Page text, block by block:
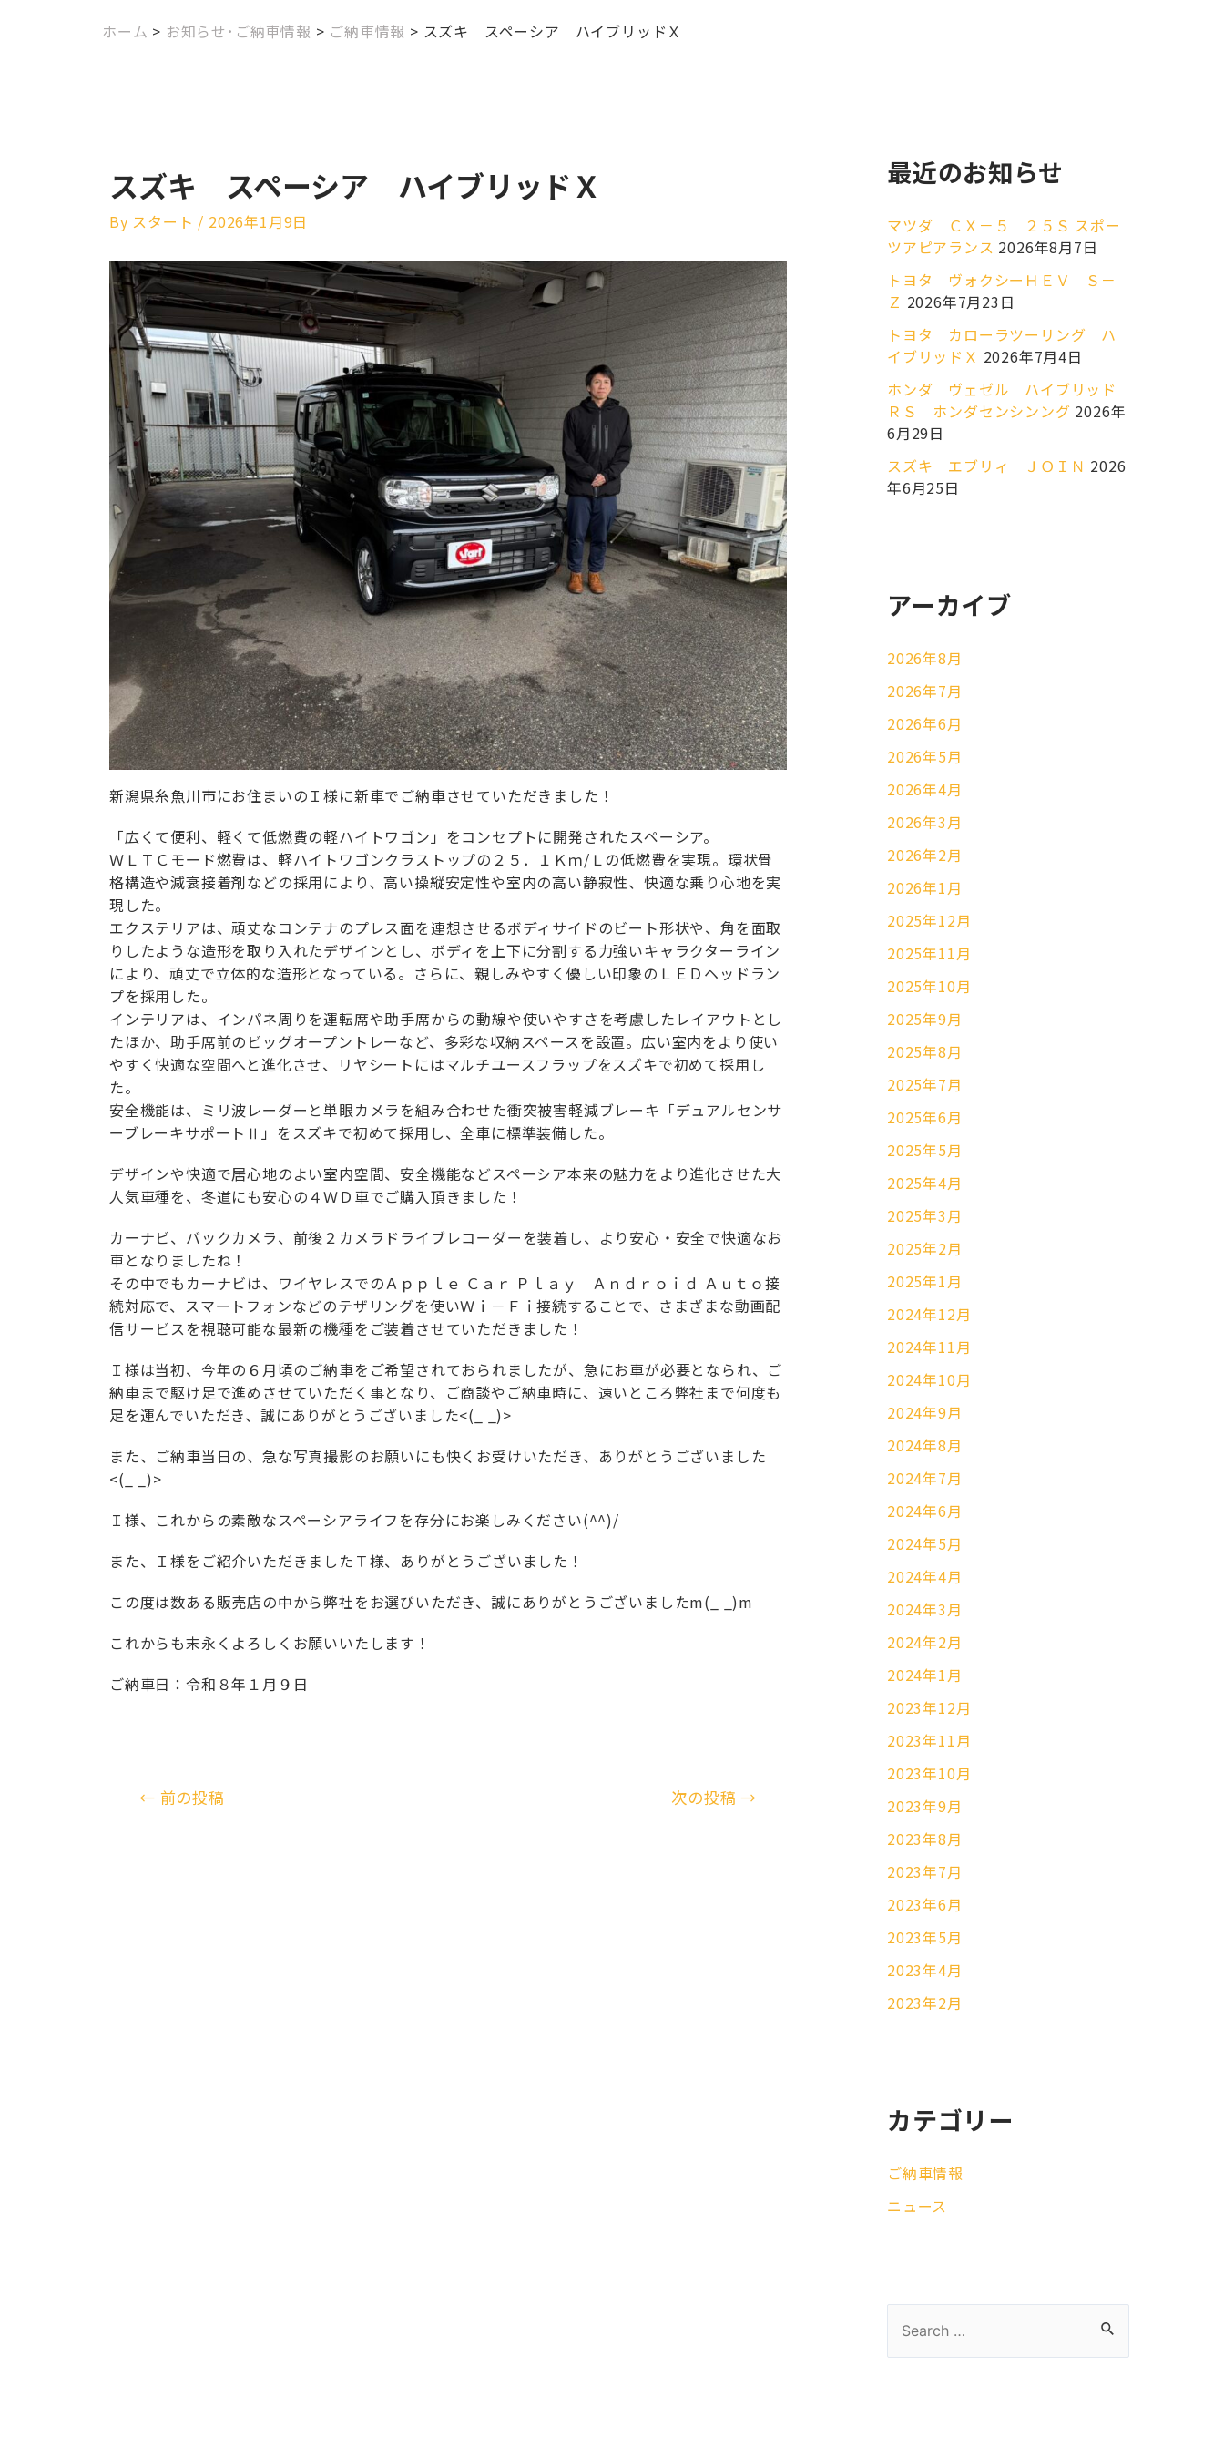
ホーム > お知らせ･ご納車情報 > ご納車情報 > スズキ スペーシア ハイブリッドＸ
スズキ スペーシア ハイブリッドＸ
By スタート / 2026年1月9日
新潟県糸魚川市にお住まいのＩ様に新車でご納車させていただきました！
「広くて便利、軽くて低燃費の軽ハイトワゴン」をコンセプトに開発されたスペーシア。
ＷＬＴＣモード燃費は、軽ハイトワゴンクラストップの２５．１Ｋｍ/Ｌの低燃費を実現。環状骨
格構造や減衰接着剤などの採用により、高い操縦安定性や室内の高い静寂性、快適な乗り心地を実
現した。
エクステリアは、頑丈なコンテナのプレス面を連想させるボディサイドのビート形状や、角を面取
りしたような造形を取り入れたデザインとし、ボディを上下に分割する力強いキャラクターライン
により、頑丈で立体的な造形となっている。さらに、親しみやすく優しい印象のＬＥＤヘッドラン
プを採用した。
インテリアは、インパネ周りを運転席や助手席からの動線や使いやすさを考慮したレイアウトとし
たほか、助手席前のビッグオープントレーなど、多彩な収納スペースを設置。広い室内をより使い
やすく快適な空間へと進化させ、リヤシートにはマルチユースフラップをスズキで初めて採用し
た。
安全機能は、ミリ波レーダーと単眼カメラを組み合わせた衝突被害軽減ブレーキ「デュアルセンサ
ーブレーキサポートⅡ」をスズキで初めて採用し、全車に標準装備した。
デザインや快適で居心地のよい室内空間、安全機能などスペーシア本来の魅力をより進化させた大
人気車種を、冬道にも安心の４ＷＤ車でご購入頂きました！
カーナビ、バックカメラ、前後２カメラドライブレコーダーを装着し、より安心・安全で快適なお
車となりましたね！
その中でもカーナビは、ワイヤレスでのＡｐｐｌｅ Ｃａｒ Ｐｌａｙ Ａｎｄｒｏｉｄ Ａｕｔｏ接
続対応で、スマートフォンなどのテザリングを使いＷｉ－Ｆｉ接続することで、さまざまな動画配
信サービスを視聴可能な最新の機種をご装着させていただきました！
Ｉ様は当初、今年の６月頃のご納車をご希望されておられましたが、急にお車が必要となられ、ご
納車まで駆け足で進めさせていただく事となり、ご商談やご納車時に、遠いところ弊社まで何度も
足を運んでいただき、誠にありがとうございました<(_ _)>
また、ご納車当日の、急な写真撮影のお願いにも快くお受けいただき、ありがとうございました
<(_ _)>
Ｉ様、これからの素敵なスペーシアライフを存分にお楽しみください(^^)/
また、Ｉ様をご紹介いただきましたＴ様、ありがとうございました！
この度は数ある販売店の中から弊社をお選びいただき、誠にありがとうございましたm(_ _)m
これからも末永くよろしくお願いいたします！
ご納車日：令和８年１月９日
← 前の投稿 次の投稿→
最近のお知らせ
マツダ ＣＸ－５ ２５Ｓ スポー
ツアピアランス 2026年8月7日
トヨタ ヴォクシーＨＥＶ Ｓ－
Ｚ 2026年7月23日
トヨタ カローラツーリング ハ
イブリッドＸ 2026年7月4日
ホンダ ヴェゼル ハイブリッド
ＲＳ ホンダセンシンング 2026年
6月29日
スズキ エブリィ ＪＯＩＮ 2026
年6月25日
アーカイブ
2026年8月
2026年7月
2026年6月
2026年5月
2026年4月
2026年3月
2026年2月
2026年1月
2025年12月
2025年11月
2025年10月
2025年9月
2025年8月
2025年7月
2025年6月
2025年5月
2025年4月
2025年3月
2025年2月
2025年1月
2024年12月
2024年11月
2024年10月
2024年9月
2024年8月
2024年7月
2024年6月
2024年5月
2024年4月
2024年3月
2024年2月
2024年1月
2023年12月
2023年11月
2023年10月
2023年9月
2023年8月
2023年7月
2023年6月
2023年5月
2023年4月
2023年2月
カテゴリー
ご納車情報
ニュース